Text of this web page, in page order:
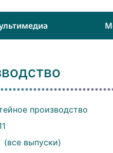
производство
(все выпуски)